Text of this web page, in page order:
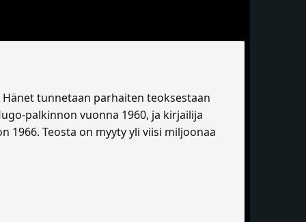
tunnetaan parhaiten teoksestaan
palkinnon vuonna 1960, ja kirjailija
Teosta on myyty yli viisi miljoonaa